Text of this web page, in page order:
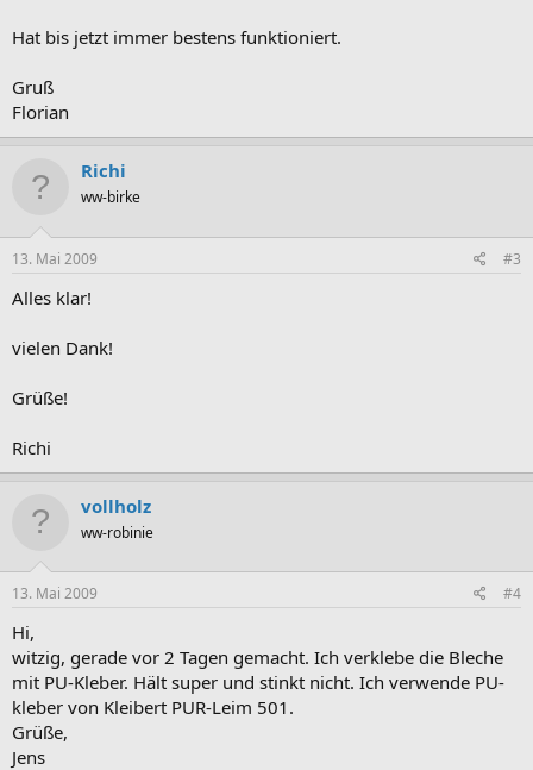
Hat bis jetzt immer bestens funktioniert.
Gruß
Florian
Richi
ww-birke
13. Mai 2009 #3
Alles klar!
vielen Dank!
Grüße!
Richi
vollholz
ww-robinie
13. Mai 2009 #4
Hi,
witzig, gerade vor 2 Tagen gemacht. Ich verklebe die Bleche
mit PU-Kleber. Hält super und stinkt nicht. Ich verwende PU-
kleber von Kleibert PUR-Leim 501.
Grüße,
Jens